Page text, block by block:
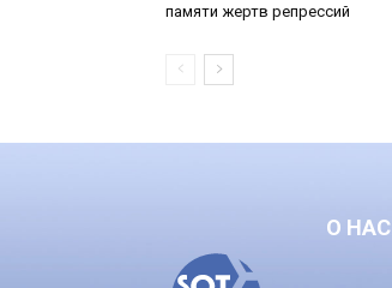
памяти жертв репрессий
О НАС